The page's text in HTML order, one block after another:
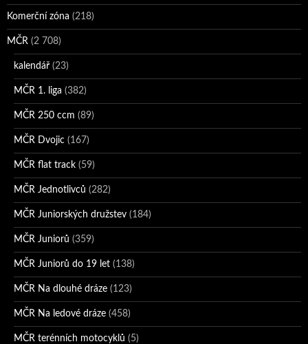
Komerční zóna (218)
MČR (2 708)
kalendář (23)
MČR 1. liga (382)
MČR 250 ccm (89)
MČR Dvojic (167)
MČR flat track (59)
MČR Jednotlivců (282)
MČR Juniorských družstev (184)
MČR Juniorů (359)
MČR Juniorů do 19 let (138)
MČR Na dlouhé dráze (123)
MČR Na ledové dráze (458)
MČR terénních motocyklů (5)